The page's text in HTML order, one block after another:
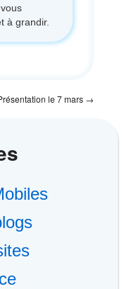
à grandir.
le 7 mars →